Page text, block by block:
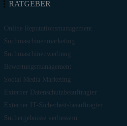
RATGEBER
Online Reputationsmanagement
Suchmaschinenmarketing
Suchmaschinenwerbung
Bewertungsmanagement
Social Media Marketing
Externer Datenschutzbeauftragter
Externer IT-Sicherheitsbeauftragter
Suchergebnisse verbessern